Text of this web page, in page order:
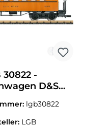
30822 -
D&S
G 1:22,5lgb30822
LGB